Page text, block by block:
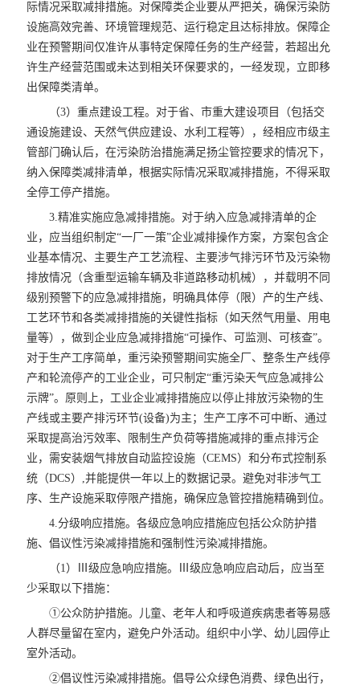
际情况采取减排措施。对保障类企业要从严把关，确保污染防
设施高效完善、环境管理规范、运行稳定且达标排放。保障企
业在预警期间仅准许从事特定保障任务的生产经营，若超出允
许生产经营范围或未达到相关环保要求的，一经发现，立即移
出保障类清单。
（3）重点建设工程。对于省、市重大建设项目（包括交
通设施建设、天然气供应建设、水利工程等），经相应市级主
管部门确认后，在污染防治措施满足扬尘管控要求的情况下，
纳入保障类减排清单，根据实际情况采取减排措施，不得采取
全停工停产措施。
3.精准实施应急减排措施。对于纳入应急减排清单的企
业，应当组织制定“一厂一策”企业减排操作方案，方案包含企
业基本情况、主要生产工艺流程、主要涉气排污环节及污染物
排放情况（含重型运输车辆及非道路移动机械），并载明不同
级别预警下的应急减排措施，明确具体停（限）产的生产线、
工艺环节和各类减排措施的关键性指标（如天然气用量、用电
量等），做到企业应急减排措施“可操作、可监测、可核查”。
对于生产工序简单，重污染预警期间实施全厂、整条生产线停
产和轮流停产的工业企业，可只制定“重污染天气应急减排公
示牌”。原则上，工业企业减排措施应以停止排放污染物的生
产线或主要产排污环节(设备)为主；生产工序不可中断、通过
采取提高治污效率、限制生产负荷等措施减排的重点排污企
业，需安装烟气排放自动监控设施（CEMS）和分布式控制系
统（DCS）,并能提供一年以上的数据记录。避免对非涉气工
序、生产设施采取停限产措施，确保应急管控措施精确到位。
4.分级响应措施。各级应急响应措施应包括公众防护措
施、倡议性污染减排措施和强制性污染减排措施。
（1）Ⅲ级应急响应措施。Ⅲ级应急响应启动后，应当至
少采取以下措施：
①公众防护措施。儿童、老年人和呼吸道疾病患者等易感
人群尽量留在室内，避免户外活动。组织中小学、幼儿园停止
室外活动。
②倡议性污染减排措施。倡导公众绿色消费、绿色出行，